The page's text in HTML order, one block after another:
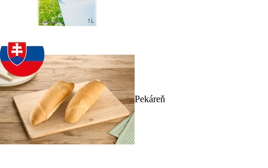
Pekáreň